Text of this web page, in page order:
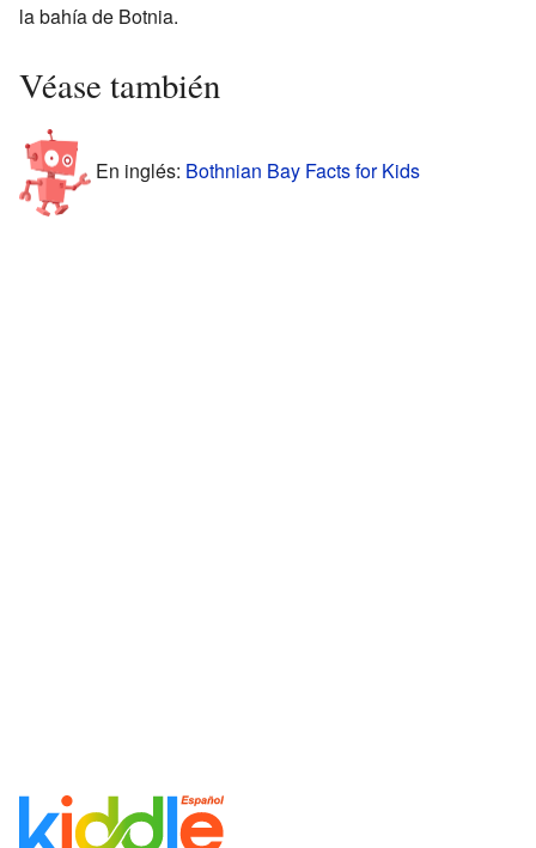
la bahía de Botnia.
Véase también
En inglés: Bothnian Bay Facts for Kids